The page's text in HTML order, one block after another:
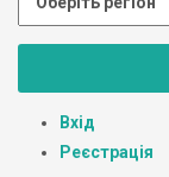
Вхід
Реєстрація